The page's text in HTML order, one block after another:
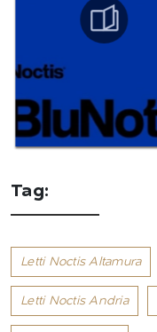
Tag:
Letti Noctis Altamura
Letti Noctis Andria